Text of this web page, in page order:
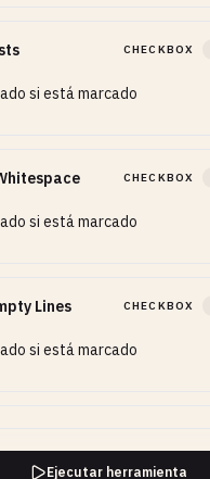
CHECKBOX
si está marcado
CHECKBOX
si está marcado
Lines CHECKBOX
si está marcado
Ejecutar herramienta